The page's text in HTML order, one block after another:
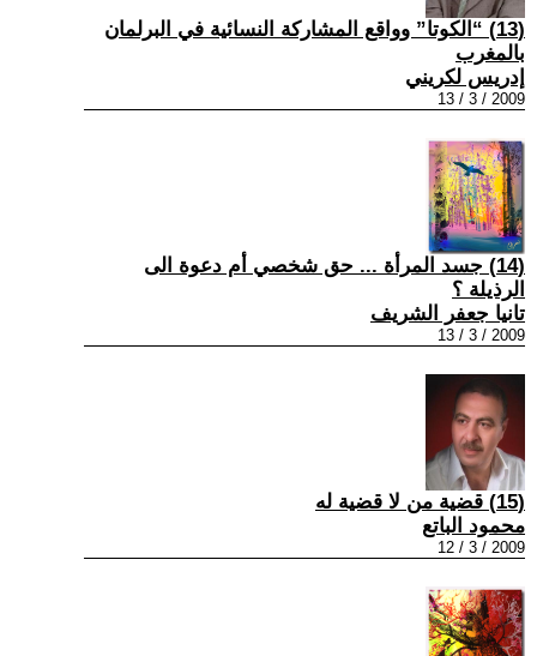
(13) “الكوتا” وواقع المشاركة النسائية في البرلمان
بالمغرب
إدريس لكريني
2009 / 3 / 13
(14) جسد المرأة ... حق شخصي أم دعوة الى
الرذيلة ؟
تانيا جعفر الشريف
2009 / 3 / 13
(15) قضية من لا قضية له
محمود الباتع
2009 / 3 / 12